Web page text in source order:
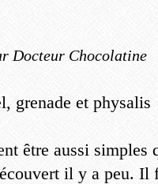
Docteur Chocolatine
être aussi simples
il y a peu. Il